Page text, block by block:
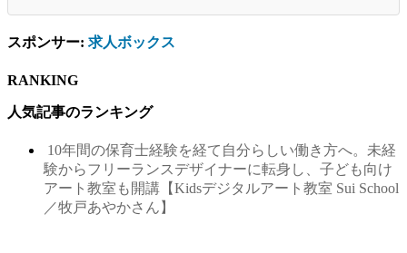
スポンサー: 求人ボックス
RANKING
人気記事のランキング
10年間の保育士経験を経て自分らしい働き方へ。未経
験からフリーランスデザイナーに転身し、子ども向け
アート教室も開講【Kidsデジタルアート教室 Sui School
／牧戸あやかさん】